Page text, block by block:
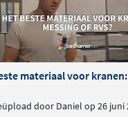
badkamer?
materiaal voor kranen:
door Daniel op 26 juni